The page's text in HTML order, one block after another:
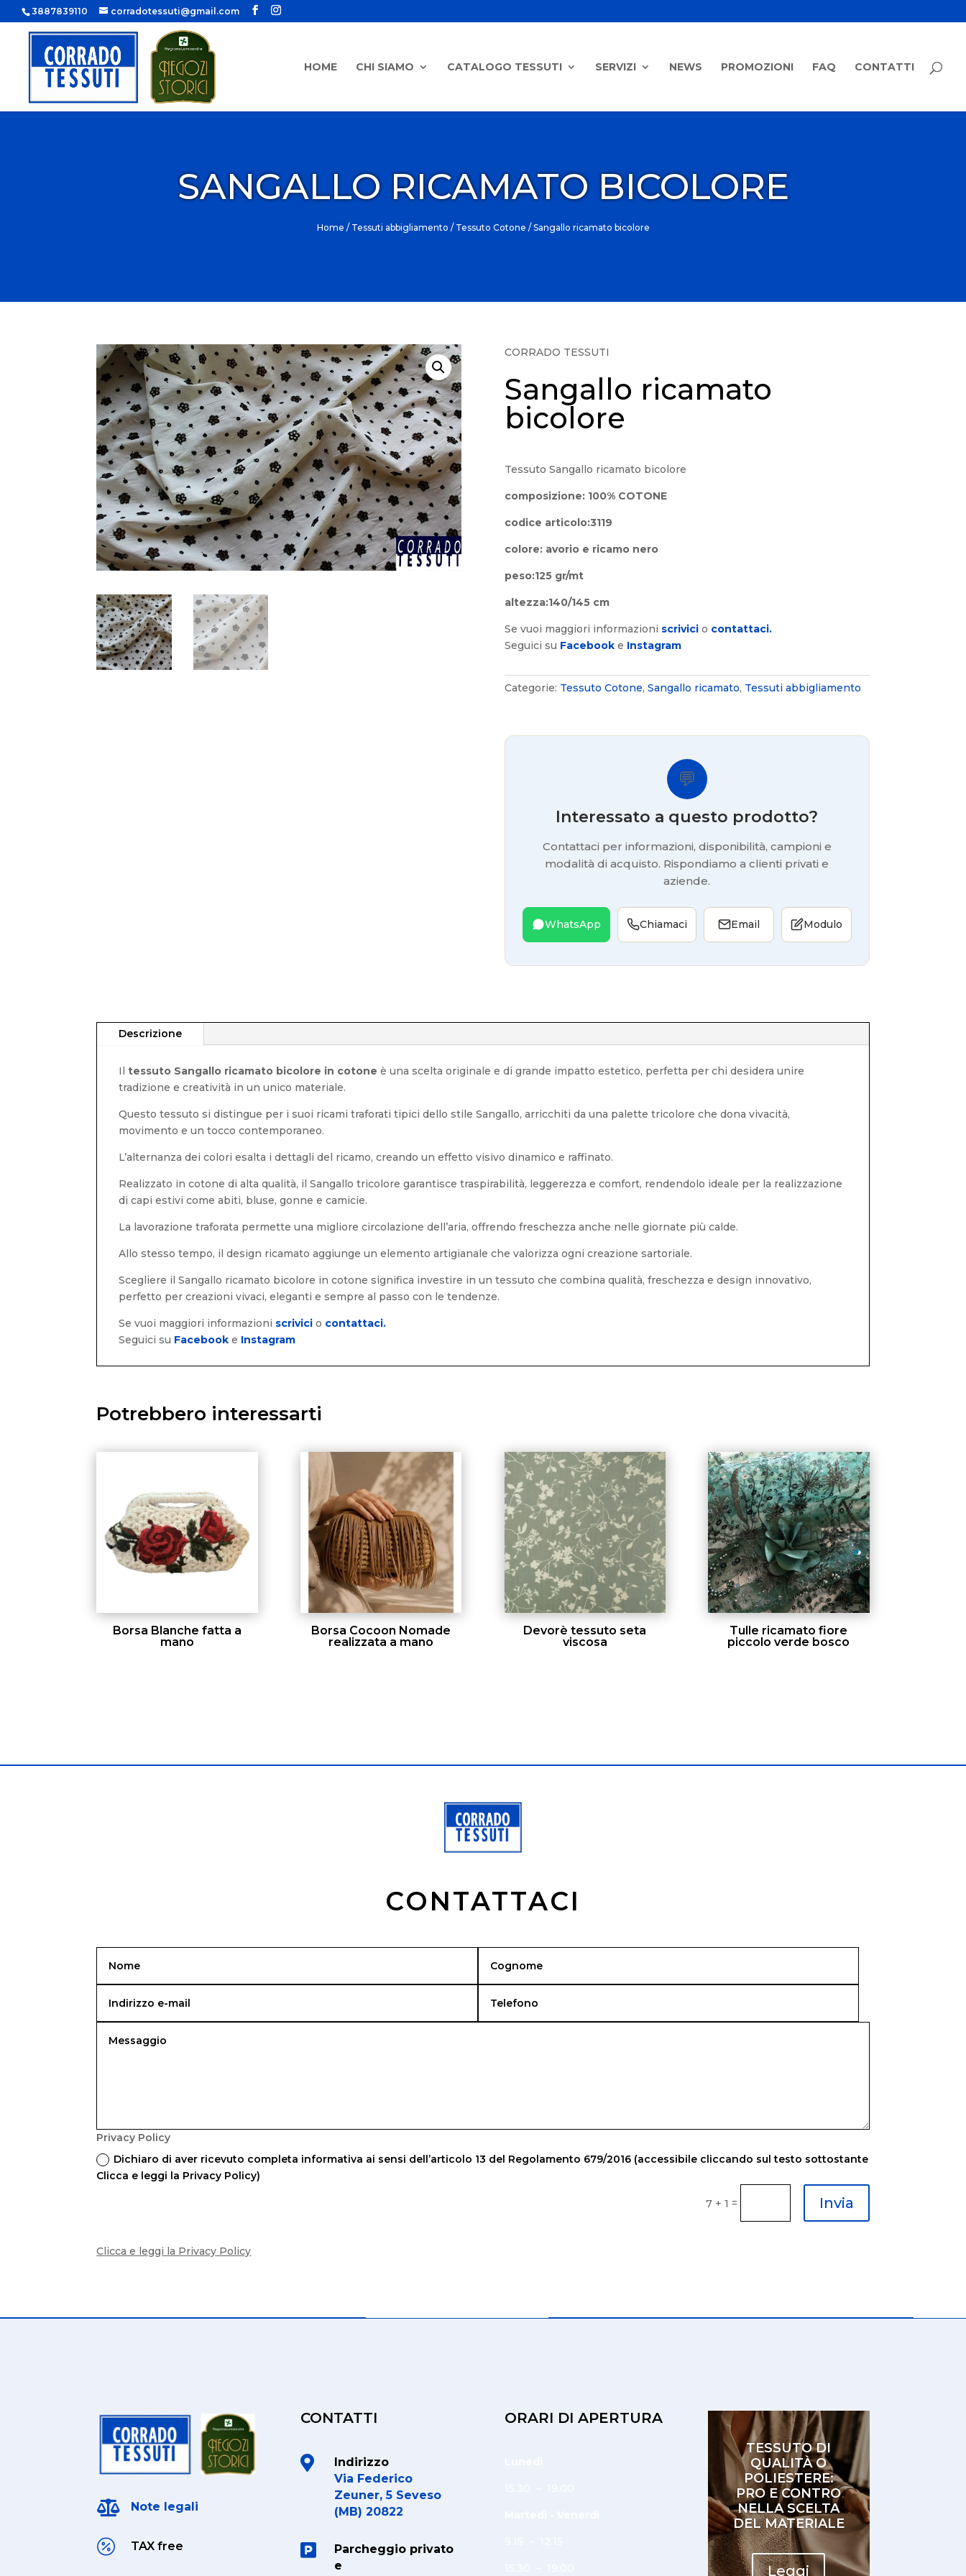
3887839110 corradotessuti@gmail.com
HOME CHI SIAMO CATALOGO TESSUTI SERVIZI NEWS PROMOZIONI FAQ CONTATTI
SANGALLO RICAMATO BICOLORE
Home / Tessuti abbigliamento / Tessuto Cotone / Sangallo ricamato bicolore
CORRADO TESSUTI
Sangallo ricamato
bicolore
Tessuto Sangallo ricamato bicolore
composizione: 100% COTONE
codice articolo:3119
colore: avorio e ricamo nero
peso:125 gr/mt
altezza:140/145 cm
Se vuoi maggiori informazioni scrivici o contattaci.
Seguici su Facebooke Instagram
Categorie: Tessuto Cotone, Sangallo ricamato, Tessuti abbigliamento
💬
Interessato a questo prodotto?
Contattaci per informazioni, disponibilità, campioni e
modalità di acquisto. Rispondiamo a clienti privati e
aziende.
WhatsApp Chiamaci Email Modulo
Descrizione
Iltessuto Sangallo ricamato bicolore in cotone è una scelta originale e di grande impatto estetico, perfetta per chi desidera unire
tradizione e creatività in un unico materiale.
Questo tessuto si distingue per i suoi ricami traforati tipici dello stile Sangallo, arricchiti da una palette tricolore che dona vivacità,
movimento e un tocco contemporaneo.
L’alternanza dei colori esalta i dettagli del ricamo, creando un effetto visivo dinamico e raffinato.
Realizzato in cotone di alta qualità, il Sangallo tricolore garantisce traspirabilità, leggerezza e comfort, rendendolo ideale per la realizzazione
di capi estivi come abiti, bluse, gonne e camicie.
La lavorazione traforata permette una migliore circolazione dell’aria, offrendo freschezza anche nelle giornate più calde.
Allo stesso tempo, il design ricamato aggiunge un elemento artigianale che valorizza ogni creazione sartoriale.
Scegliere il Sangallo ricamato bicolore in cotone significa investire in un tessuto che combina qualità, freschezza e design innovativo,
perfetto per creazioni vivaci, eleganti e sempre al passo con le tendenze.
Se vuoi maggiori informazioni scrivici o contattaci.
Seguici su Facebook e Instagram
Potrebbero interessarti
Borsa Blanche fatta a
mano
Borsa Cocoon Nomade
realizzata a mano
Devorè tessuto seta
viscosa
Tulle ricamato fiore
piccolo verde bosco
CONTATTACI
Privacy Policy
Dichiaro di aver ricevuto completa informativa ai sensi dell’articolo 13 del Regolamento 679/2016 (accessibile cliccando sul testo sottostante
Clicca e leggi la Privacy Policy)
7 + 1 = Invia
Clicca e leggi la Privacy Policy
 Note legali
 TAX free
CONTATTI

Indirizzo
Via Federico
Zeuner, 5 Seveso
(MB) 20822

Parcheggio privato
e
ORARI DI APERTURA
TESSUTO DI
QUALITÀ O
POLIESTERE:
PRO E CONTRO
NELLA SCELTA
DEL MATERIALE
Leggi